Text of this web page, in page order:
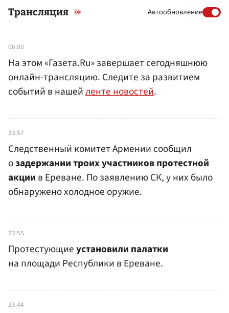
Трансляция Автообновление
00.00
На этом «Газета.Ru» завершает сегодняшнюю
онлайн-трансляцию. Следите за развитием
событий в нашейленте новостей.
23.57
Следственный комитет Армении сообщил
озадержании троих участников протестной
акции в Ереване. По заявлению СК, у них было
обнаружено холодное оружие.
23.55
Протестующиеустановили палатки
на площади Республики в Ереване.
23.44